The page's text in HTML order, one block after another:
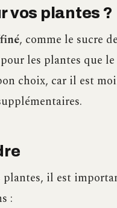
vos plantes ?
, comme le sucre
les plantes que
choix, car il est
il est
: